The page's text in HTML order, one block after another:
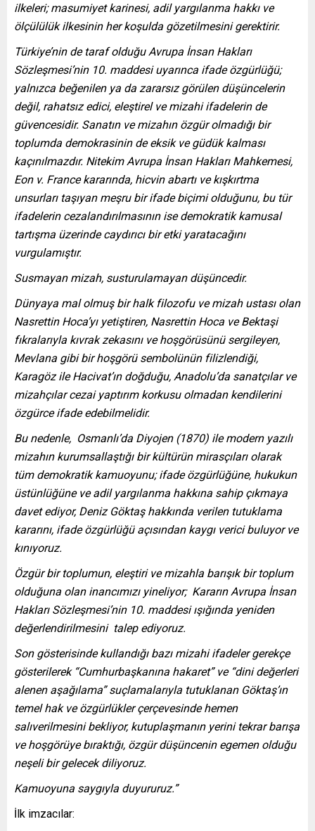
ilkeleri; masumiyet karinesi, adil yargılanma hakkı ve
ölçülülük ilkesinin her koşulda gözetilmesini gerektirir.
Türkiye’nin de taraf olduğu Avrupa İnsan Hakları
Sözleşmesi’nin 10. maddesi uyarınca ifade özgürlüğü;
yalnızca beğenilen ya da zararsız görülen düşüncelerin
değil, rahatsız edici, eleştirel ve mizahi ifadelerin de
güvencesidir. Sanatın ve mizahın özgür olmadığı bir
toplumda demokrasinin de eksik ve güdük kalması
kaçınılmazdır. Nitekim Avrupa İnsan Hakları Mahkemesi,
Eon v. France kararında, hicvin abartı ve kışkırtma
unsurları taşıyan meşru bir ifade biçimi olduğunu, bu tür
ifadelerin cezalandırılmasının ise demokratik kamusal
tartışma üzerinde caydırıcı bir etki yaratacağını
vurgulamıştır.
Susmayan mizah, susturulamayan düşüncedir.
Dünyaya mal olmuş bir halk filozofu ve mizah ustası olan
Nasrettin Hoca’yı yetiştiren, Nasrettin Hoca ve Bektaşi
fıkralarıyla kıvrak zekasını ve hoşgörüsünü sergileyen,
Mevlana gibi bir hoşgörü sembolünün filizlendiği,
Karagöz ile Hacivat’ın doğduğu, Anadolu’da sanatçılar ve
mizahçılar cezai yaptırım korkusu olmadan kendilerini
özgürce ifade edebilmelidir.
Bu nedenle, Osmanlı’da Diyojen (1870) ile modern yazılı
mizahın kurumsallaştığı bir kültürün mirasçıları olarak
tüm demokratik kamuoyunu; ifade özgürlüğüne, hukukun
üstünlüğüne ve adil yargılanma hakkına sahip çıkmaya
davet ediyor, Deniz Göktaş hakkında verilen tutuklama
kararını, ifade özgürlüğü açısından kaygı verici buluyor ve
kınıyoruz.
Özgür bir toplumun, eleştiri ve mizahla barışık bir toplum
olduğuna olan inancımızı yineliyor; Kararın Avrupa İnsan
Hakları Sözleşmesi’nin 10. maddesi ışığında yeniden
değerlendirilmesini talep ediyoruz.
Son gösterisinde kullandığı bazı mizahi ifadeler gerekçe
gösterilerek “Cumhurbaşkanına hakaret” ve “dini değerleri
alenen aşağılama” suçlamalarıyla tutuklanan Göktaş’ın
temel hak ve özgürlükler çerçevesinde hemen
salıverilmesini bekliyor, kutuplaşmanın yerini tekrar barışa
ve hoşgörüye bıraktığı, özgür düşüncenin egemen olduğu
neşeli bir gelecek diliyoruz.
Kamuoyuna saygıyla duyururuz.”
İlk imzacılar: